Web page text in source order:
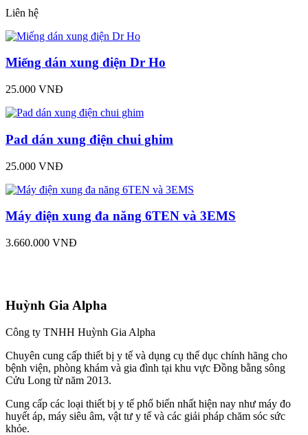
Liên hệ
Miếng dán xung điện Dr Ho
25.000 VNĐ
Pad dán xung điện chui ghim
25.000 VNĐ
Máy điện xung đa năng 6TEN và 3EMS
3.660.000 VNĐ
Huỳnh Gia Alpha
Công ty TNHH Huỳnh Gia Alpha
Chuyên cung cấp thiết bị y tế và dụng cụ thể dục chính hãng cho
bệnh viện, phòng khám và gia đình tại khu vực Đồng bằng sông
Cửu Long từ năm 2013.
Cung cấp các loại thiết bị y tế phổ biến nhất hiện nay như máy đo
huyết áp, máy siêu âm, vật tư y tế và các giải pháp chăm sóc sức
khỏe.